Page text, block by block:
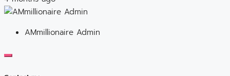
AMmillionaire Admin